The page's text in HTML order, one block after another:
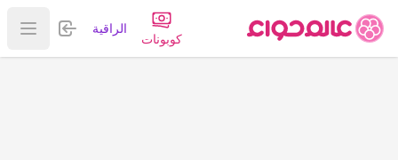
كوبونات
الراقية تسجيل
عرض